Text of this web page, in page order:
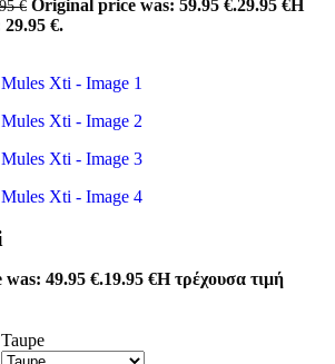
€ Original price was: 59.95 €.29.95 €Η
29.95 €.
49.95 €.19.95 €Η τρέχουσα τιμή
Taupe